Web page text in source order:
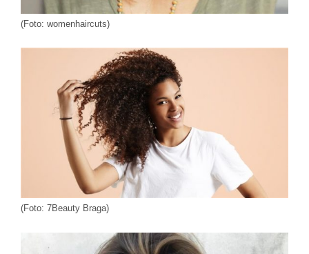
(Foto: womenhaircuts)
(Foto: 7Beauty Braga)